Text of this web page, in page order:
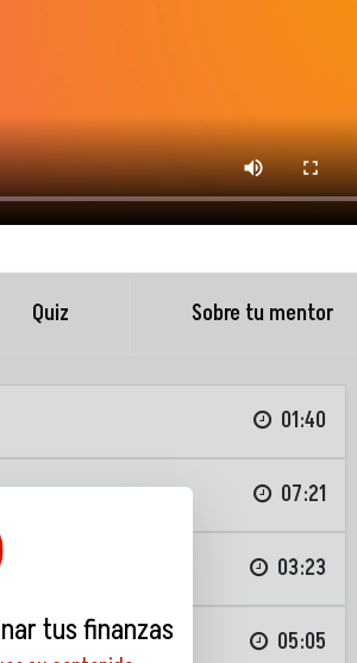
Quiz Sobre tu mentor
01:40
07:21
03:23
05:05
tus finanzas